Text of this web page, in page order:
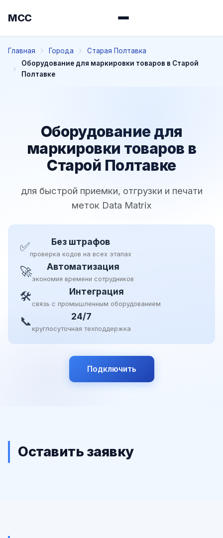
МСС
Главная Города
Старая Полтавка
Оборудование для маркировки товаров в Старой
Полтавке
Оборудование для
маркировки товаров в
Старой Полтавке
для быстрой приемки, отгрузки и печати
меток Data Matrix
✅ Без штрафов
проверка кодов на всех этапах
🚀 Автоматизация
экономия времени сотрудников
🛠 Интеграция
связь с промышленным оборудованием
📞 24/7
круглосуточная техподдержка
Подключить
Оставить заявку